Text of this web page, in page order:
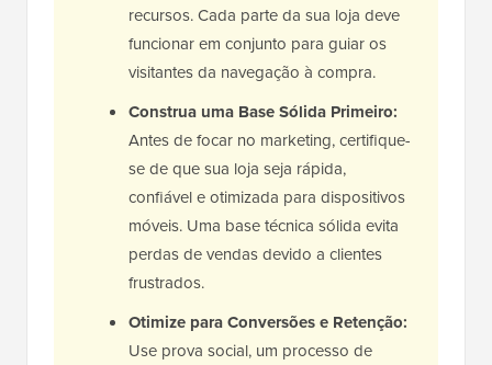
recursos. Cada parte da sua loja deve
funcionar em conjunto para guiar os
visitantes da navegação à compra.
Construa uma Base Sólida Primeiro:
Antes de focar no marketing, certifique-
se de que sua loja seja rápida,
confiável e otimizada para dispositivos
móveis. Uma base técnica sólida evita
perdas de vendas devido a clientes
frustrados.
Otimize para Conversões e Retenção:
Use prova social, um processo de